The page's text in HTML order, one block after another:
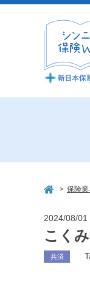
> 保険
2024/08/01
こく
共済